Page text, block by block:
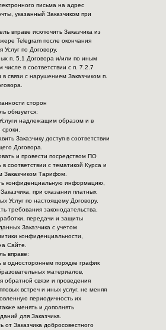
письма на адрес
указанный Заказчиком при
вправе исключить Заказчика из
Telegram после окончания
Услуг по Договору,
п. 5.1 Договора и/или по иным
числе в соответствии с п. 7.2.7
в связи с нарушением Заказчиком п.
сторон
обязуется:
надлежащим образом и в
Заказчику доступ в соответствии
Договора.
и провести посредством ПО
в соответствии с тематикой Курса и
Заказчиком Тарифом.
конфиденциальную информацию,
при оказании платных
Услуг по настоящему Договору.
требования законодательства,
передачи и защиты
Заказчика с учетом
конфиденциальности,
Сайте.
вправе:
в одностороннем порядке график
материалов,
обратной связи и проведения
встреч и иных услуг, не меняя
периодичность их
менять и дополнять
для Заказчика.
от Заказчика добросовестного